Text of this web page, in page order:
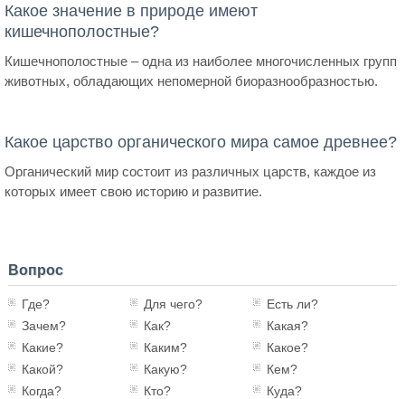
Какое значение в природе имеют
кишечнополостные?
Кишечнополостные – одна из наиболее многочисленных групп
животных, обладающих непомерной биоразнообразностью.
Какое царство органического мира самое древнее?
Органический мир состоит из различных царств, каждое из
которых имеет свою историю и развитие.
Вопрос
Где? Для чего?
Есть ли?
Зачем?
Как?
Какая?
Какие?
Каким?
Какое?
Какой?
Какую?
Кем?
Когда?
Кто?
Куда?